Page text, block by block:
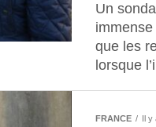
Un
que les
lorsque
FRANCE Il